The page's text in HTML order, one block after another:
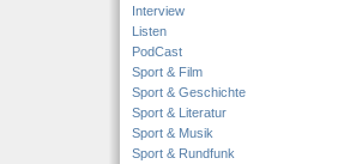
Interview
Listen
PodCast
Sport & Film
Sport & Geschichte
Sport & Literatur
Sport & Musik
Sport & Rundfunk